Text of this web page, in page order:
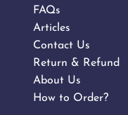
FAQs
Articles
Contact Us
Return & Refund
About Us
How to Order?